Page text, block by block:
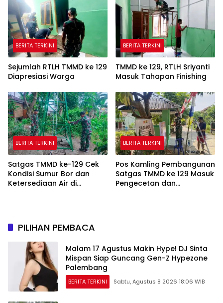
BERITA TERKINI
Sejumlah RTLH TMMD ke 129
Diapresiasi Warga
BERITA TERKINI
TMMD ke 129, RTLH Sriyanti
Masuk Tahapan Finishing
BERITA TERKINI
Satgas TMMD ke-129 Cek
Kondisi Sumur Bor dan
Ketersediaan Air di
BERITA TERKINI
Pos Kamling Pembangunan
Satgas TMMD ke 129 Masuk
Pengecetan dan
PILIHAN PEMBACA
Malam 17 Agustus Makin Hype! DJ Sinta
Mispan Siap Guncang Gen-Z Hypezone
Palembang
BERITA TERKINI Sabtu, Agustus 8 2026 18:06 WIB